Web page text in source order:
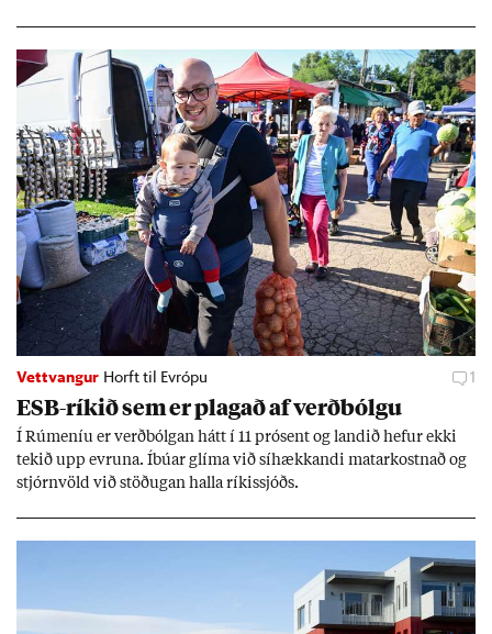
Vettvangur Horft til Evrópu 1
ESB-rík­ið sem er plag­að af verð­bólgu
Í Rúm­en­íu er verð­bólg­an hátt í 11 pró­sent og land­ið hef­ur ekki
tek­ið upp evr­una. Íbú­ar glíma við sí­hækk­andi mat­ar­kostn­að og
stjórn­völd við stöð­ug­an halla rík­is­sjóðs.